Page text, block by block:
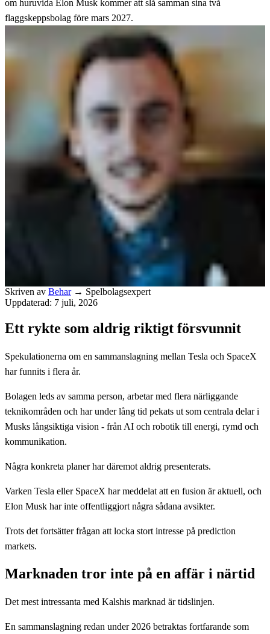
om huruvida Elon Musk kommer att slå samman sina två
flaggskeppsbolag före mars 2027.
Skriven av Behar → Spelbolagsexpert
Uppdaterad: 7 juli, 2026
Ett rykte som aldrig riktigt försvunnit
Spekulationerna om en sammanslagning mellan Tesla och SpaceX
har funnits i flera år.
Bolagen leds av samma person, arbetar med flera närliggande
teknikområden och har under lång tid pekats ut som centrala delar i
Musks långsiktiga vision - från AI och robotik till energi, rymd och
kommunikation.
Några konkreta planer har däremot aldrig presenterats.
Varken Tesla eller SpaceX har meddelat att en fusion är aktuell, och
Elon Musk har inte offentliggjort några sådana avsikter.
Trots det fortsätter frågan att locka stort intresse på prediction
markets.
Marknaden tror inte på en affär i närtid
Det mest intressanta med Kalshis marknad är tidslinjen.
En sammanslagning redan under 2026 betraktas fortfarande som